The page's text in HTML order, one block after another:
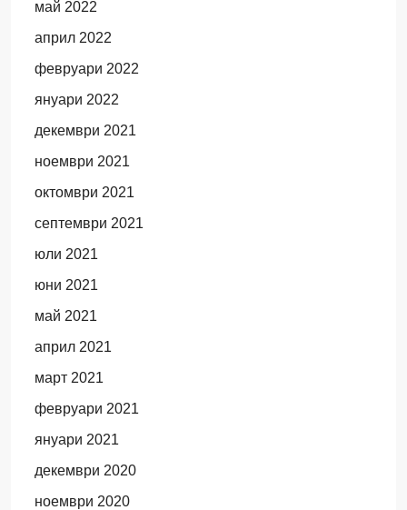
май 2022
април 2022
февруари 2022
януари 2022
декември 2021
ноември 2021
октомври 2021
септември 2021
юли 2021
юни 2021
май 2021
април 2021
март 2021
февруари 2021
януари 2021
декември 2020
ноември 2020